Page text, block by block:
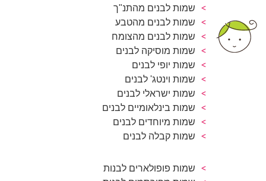
שמות לבנים מהתנ"ך
שמות לבנים מהטבע
שמות לבנים מהצומח
שמות מוסיקה לבנים
שמות יופי לבנים
שמות וינטג' לבנים
שמות ישראלי לבנים
שמות בינלאומיים לבנים
שמות מיוחדים לבנים
שמות קבלה לבנים
שמות פופולארים לבנות